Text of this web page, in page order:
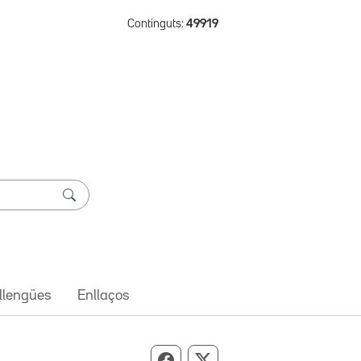
Continguts: 49919
Enllaços